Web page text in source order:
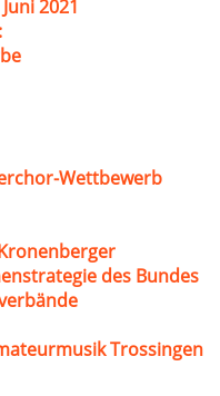
2021
Wettbewerb
des Bundes
Trossingen